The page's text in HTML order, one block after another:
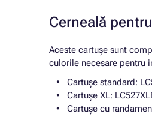
Cerneală
Aceste cartușe sunt
culorile necesare pentru
Cartușe standard:
Cartușe XL:
Cartușe cu